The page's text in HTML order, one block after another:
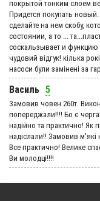
покрытой тонким слоем
Придется покупать
сделайте на нем скобу,
состоянии, а то ...
соскальзывает и
чудовий вiдгук! кілька
насоси були замінені за
Василь 5
Замовив човен 260т.
попереджали!!!! Бо є
надійно та практично! Як
надіслали!! Замовив м'які
Все практично! Велике
Ви молодці!!!!